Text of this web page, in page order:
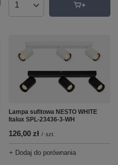
Ilość produktów
Lampa sufitowa NESTO WHITE
Italux SPL-23436-3-WH
126,00 zł / szt.
+ Dodaj do porównania